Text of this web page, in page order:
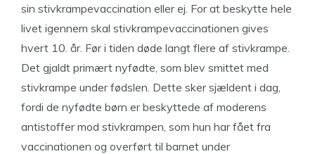
sin stivkrampevaccination eller ej. For at beskytte hele
livet igennem skal stivkrampevaccinationen gives
hvert 10. år. Før i tiden døde langt flere af stivkrampe.
Det gjaldt primært nyfødte, som blev smittet med
stivkrampe under fødslen. Dette sker sjældent i dag,
fordi de nyfødte børn er beskyttede af moderens
antistoffer mod stivkrampen, som hun har fået fra
vaccinationen og overført til barnet under